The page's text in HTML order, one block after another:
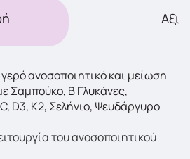
ανοσοποιητικό και μείωση
Σαμπούκο, Β Γλυκάνες,
C, D3, K2, Σελήνιο, Ψευδάργυρο
του ανοσοποιητικού